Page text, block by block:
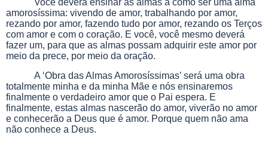
amorosíssima: vivendo de amor, trabalhando por amor,
rezando por amor, fazendo tudo por amor, rezando os Terços
com amor e com o coração. E você, você mesmo deverá
fazer um, para que as almas possam adquirir este amor por
meio da prece, por meio da oração.
A ‘Obra das Almas Amorosíssimas’ será uma obra
totalmente minha e da minha Mãe e nós ensinaremos
finalmente o verdadeiro amor que o Pai espera. E
finalmente, estas almas nascerão do amor, viverão no amor
e conhecerão a Deus que é amor. Porque quem não ama
não conhece a Deus.